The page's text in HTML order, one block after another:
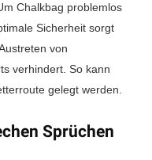
Chalkbag problemlos
Sicherheit sorgt
von
verhindert. So kann
gelegt werden.
Sprüchen